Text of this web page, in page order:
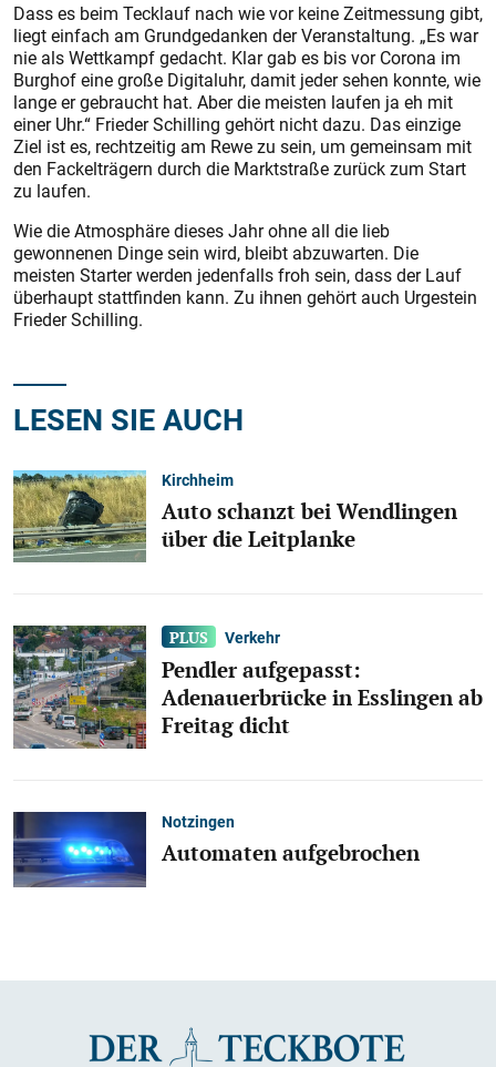
Dass es beim Tecklauf nach wie vor keine Zeitmessung gibt,
liegt einfach am Grundgedanken der Veranstaltung. „Es war
nie als Wettkampf gedacht. Klar gab es bis vor Corona im
Burghof eine große Digitaluhr, damit jeder sehen konnte, wie
lange er gebraucht hat. Aber die meisten laufen ja eh mit
einer Uhr.“ Frieder Schilling gehört nicht dazu. Das einzige
Ziel ist es, rechtzeitig am Rewe zu sein, um gemeinsam mit
den Fackelträgern durch die Marktstraße zurück zum Start
zu laufen.
Wie die Atmosphäre dieses Jahr ohne all die lieb
gewonnenen Dinge sein wird, bleibt abzuwarten. Die
meisten Starter werden jedenfalls froh sein, dass der Lauf
überhaupt stattfinden kann. Zu ihnen gehört auch Urgestein
Frieder Schilling.
LESEN SIE AUCH
Kirchheim
Auto schanzt bei Wendlingen
über die Leitplanke
Verkehr
Pendler aufgepasst:
Adenauerbrücke in Esslingen ab
Freitag dicht
Notzingen
Automaten aufgebrochen